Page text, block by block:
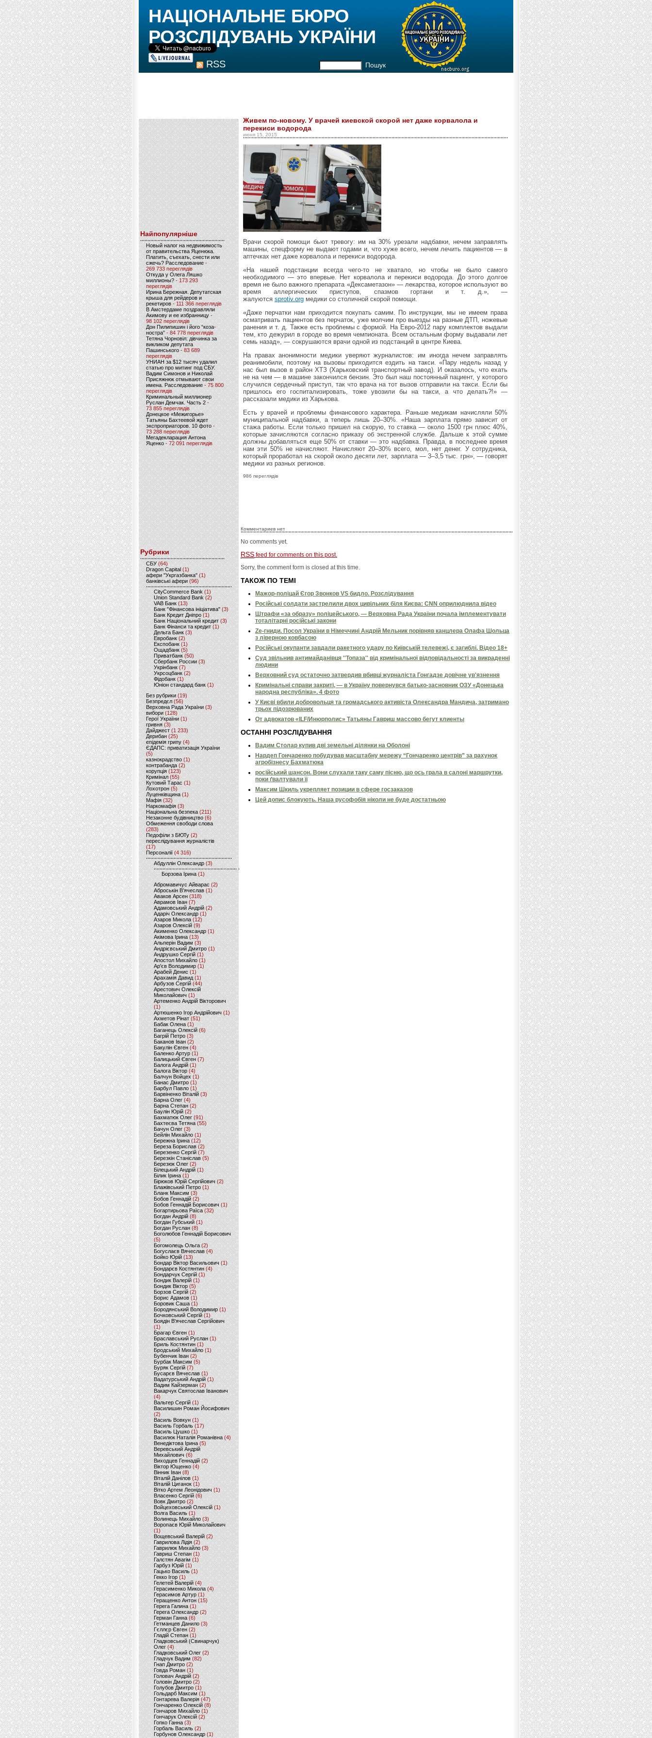
RSS Пошук
НАЦІОНАЛЬНЕ БЮРО
РОЗСЛІДУВАНЬ УКРАЇНИ
Найпопулярніше
Новый налог на недвижимость
от правительства Яценюка.
Платить, съехать, снести или
сжечь? Расследование-
269 733 переглядів
Откуда у Олега Ляшко
миллионы? - 173 293
переглядів
Ирина Бережная. Депутатская
крыша для рейдеров и
рекетиров - 111 366 переглядів
В Амстердаме поздравляли
Акимову и ее избранницу -
98 102 переглядів
Дон Пилипишин і його “коза-
ностра” - 84 778 переглядів
Тетяна Чорновіл: дівчинка за
викликом депутата
Пашинського- 83 689
переглядів
УНИАН за $12 тысяч удалил
статью про митинг под СБУ.
Вадим Симонов и Николай
Присяжнюк отмывают свои
имена. Расследование - 75 800
переглядів
Криминальный миллионер
Руслан Демчак. Часть 2-
73 855 переглядів
Донецкое «Межигорье»
Татьяны Бахтеевой ждет
экспроприаторов. 10 фото -
73 288 переглядів
Мегадекларация Антона
Яценко - 72 091 переглядів
Рубрики
CБУ (64)
Dragon Capital (1)
афери "Укргазбанка" (1)
банківські афери (96)
CityCommerce Bank (1)
Union Standard Bank (2)
VAB Банк (13)
Банк "Фінансова ініціатива" (3)
Банк Кредит Дніпро (1)
Банк Національний кредит (3)
Банк Фінанси та кредит (1)
Дельта Банк (3)
Евробанк(2)
Експобанк (1)
Ощадбанк(5)
Приватбанк (50)
Сбербанк России (3)
Укрінбанк(7)
Укрсоцбанк (2)
Фідобанк (1)
Юніон стандард банк(1)
Без рубрики (19)
Безпредєл(56)
Верховна Рада України (3)
вибори(128)
Герої України(1)
гривня (3)
Дайджест (1 233)
Дерибан (25)
епідемія грипу (4)
ЄДАПС: приватизація України
(5)
казнокрадство (1)
контрабанда (2)
корупція (123)
Кримінал (55)
Кутовий Тарас (1)
Лохотрон(5)
Луценківщина (1)
Мафія (32)
Наркомафія (3)
Національна безпека (211)
Незаконне будівництво(6)
Обмеження свободи слова
(283)
Педофіли з БЮТу (2)
переслідування журналістів
(17)
Персоналії (4 316)
Абдуллін Олександр (3)
Борзова Ірина(1)
Абромавичус Айварас (2)
Аброськін В’ячеслав(1)
Аваков Арсен (318)
Аврамов Іван (7)
Адамовський Андрій(2)
Адаріч Олександр (1)
Азаров Микола (12)
Азаров Олексій (9)
Акименко Олександр(1)
Акімова Ірина(13)
Альперін Вадим (3)
Андрієвський Дмитро(1)
Андрушко Сергій(1)
Апостол Михайло(1)
Ар'єв Володимир (1)
Арабей Денис(1)
Арахамія Давид (1)
Арбузов Сергій (44)
Арестович Олексій
Миколайович(1)
Артеменко Андрій Вікторович
(1)
Артюшенко Ігор Андрійович(1)
Ахметов Рінат(51)
Бабак Олена(1)
Баганець Олексій(6)
Багрій Петро (3)
Баканов Іван(2)
Бакулін Євген (4)
Баленко Артур(1)
Балицький Євген(7)
Балога Андрій (1)
Балога Віктор (4)
Балчун Войцех (1)
Банас Дмитро (1)
Барбул Павло(1)
Барвіненко Віталій(3)
Барна Олег (4)
Барна Степан (2)
Баулін Юрій (2)
Бахматюк Олег (91)
Бахтеєва Тетяна(55)
Бачун Олег (3)
Бейлін Михайло (1)
Бережна Ірина(12)
Береза Борислав(2)
Березенко Сергій (7)
Березкін Станіслав (5)
Березюк Олег(2)
Білецький Андрій (1)
Білик Ірина (1)
Бірюков Юрій Сергійович (2)
Блажівський Петро (1)
Бланк Максим(3)
Бобов Геннадій (2)
Бобов Геннадій Борисович (1)
Богартирьова Раїса (32)
Богдан Андрій(8)
Богдан Губський (1)
Богдан Руслан(8)
Боголюбов Геннадій Борисович
(5)
Богомолець Ольга (2)
Богуслаєв Вячеслав (4)
Бойко Юрій (13)
Бондар Віктор Васильович (1)
Бондарєв Костянтин (4)
Бондарчук Сергій(1)
Бондик Валерій (1)
Бондик Віктор(5)
Борзов Сергiй (2)
Борис Адамов(1)
Боровик Саша (1)
Бородянський Володимир (1)
Бочковський Сергій (1)
Боядін В'ячеслав Сергійович
(1)
Брагар Євген (1)
Браславський Руслан (1)
Бриль Костянтин (1)
Бродський Михайло (1)
Бубенчик Іван(2)
Бурбак Максим (5)
Буряк Сергій (7)
Бусарєв Вячеслав (1)
Вадатурський Андрій (1)
Вадим Кайзерман (2)
Вакарчук Святослав Іванович
(4)
Вальтер Сергій (1)
Василишин Роман Йосифович
(2)
Василь Вовкун (1)
Василь Горбаль (17)
Василь Цушко (1)
Василюк Наталія Романівна (4)
Венедіктова Ірина(5)
Веревський Андрій
Михайлович (6)
Виходцев Геннадій (2)
Віктор Ющенко (4)
Вінник Іван (8)
Віталій Данілов (1)
Віталій Циганок (1)
Вітко Артем Леонідович(1)
Власенко Сергій (6)
Вовк Дмитро(2)
Войцеховський Олексій(1)
Волга Василь (1)
Волинець Михайло (3)
Воропаєв Юрій Миколайович
(1)
Вощевський Валерій(2)
Гаврилова Лідія (2)
Гаврилюк Михайло (3)
Гавриш Степан (1)
Галстян Авагім (1)
Гарбуз Юрій (1)
Гацько Василь (1)
Гекко Ігор(1)
Гелетей Валерій (4)
Герасименко Микола (4)
Герасимов Артур (1)
Геращенко Антон(15)
Герега Галина (1)
Герега Олександр (2)
Герман Ганна (6)
Гетманцев Данило (3)
Гєллєр Євген (2)
Гладій Степан(1)
Гладковський (Свинарчук)
Олег (4)
Гладковський Олег (2)
Гладчук Вадим (82)
Гнап Дмитро (2)
Говда Роман(1)
Головач Андрій (2)
Головін Дмитро (2)
Голубов Дмитро (1)
Гольдарб Максим(1)
Гонтарева Валерія (47)
Гончаренко Олексій(8)
Гончаров Михайло (1)
Гончарук Олексій (2)
Гопко Ганна (3)
Горбаль Василь (2)
Горбунов Олександр (1)
Живем по-новому. У врачей киевской скорой нет даже корвалола и
перекиси водорода
июня 15, 2015
Врачи скорой помощи бьют тревогу: им на 30% урезали надбавки, нечем заправлять
машины, спецформу не выдают годами и, что хуже всего, нечем лечить пациентов — в
аптечках нет даже корвалола и перекиси водорода.
«На нашей подстанции всегда чего-то не хватало, но чтобы не было самого
необходимого — это впервые. Нет корвалола и перекиси водорода. До этого долгое
время не было важного препарата «Дексаметазон» — лекарства, которое используют во
время аллергических приступов, спазмов гортани и т. д.», —
жалуются sprotiv.org медики со столичной скорой помощи.
«Даже перчатки нам приходится покупать самим. По инструкции, мы не имеем права
осматривать пациентов без перчаток, уже молчим про выезды на разные ДТП, ножевые
ранения и т. д. Также есть проблемы с формой. На Евро-2012 пару комплектов выдали
тем, кто дежурил в городе во время чемпионата. Всем остальным форму выдавали лет
семь назад», — сокрушаются врачи одной из подстанций в центре Киева.
На правах анонимности медики уверяют журналистов: им иногда нечем заправлять
реанимобили, поэтому на вызовы приходится ездить на такси. «Пару недель назад у
нас был вызов в район ХТЗ (Харьковский транспортный завод). И оказалось, что ехать
не на чем — в машине закончился бензин. Это был наш постоянный пациент, у которого
случился сердечный приступ, так что врача на тот вызов отправили на такси. Если бы
пришлось его госпитализировать, тоже увозили бы на такси, а что делать?!» —
рассказали медики из Харькова.
Есть у врачей и проблемы финансового характера. Раньше медикам начисляли 50%
муниципальной надбавки, а теперь лишь 20–30%. «Наша зарплата прямо зависит от
стажа работы. Если только пришел на скорую, то ставка — около 1500 грн плюс 40%,
которые зачисляются согласно приказу об экстренной службе. Дальше к этой сумме
должны добавляться еще 50% от ставки — это надбавка. Правда, в последнее время
нам эти 50% не начисляют. Начисляют 20–30% всего, мол, нет денег. У сотрудника,
который проработал на скорой около десяти лет, зарплата — 3–3,5 тыс. грн», — говорят
медики из разных регионов.
986 переглядів
Комментариев нет
No comments yet.
RSS feed for comments on this post.
Sorry, the comment form is closed at this time.
ТАКОЖ ПО ТЕМІ
Мажор-поліцай Єгор Звонков VS бидло. Розслідування
Російські солдати застрелили двох цивільних біля Києва: CNN оприлюднила відео
Штрафи «за образу» поліцейського, — Верховна Рада України почала імплементувати
тоталітарні російські закони
Ze-гниди. Посол України в Німеччині Андрій Мельник порівняв канцлера Олафа Шольца
з ліверною ковбасою
Російські окупанти завдали ракетного удару по Київській телевежі, є загиблі. Відео 18+
Суд звільнив антимайданівця ''Топаза'' від кримінальної відповідальності за викраденні
людини
Верховний суд остаточно затвердив вбивці журналіста Гонгадзе довічне ув'язнення
Кримінальні справи закриті, — в Україну повернувся батько-засновник ОЗУ «Донецька
народна республіка». 4 фото
У Києві вбили добровольця та громадського активіста Олександра Мандича, затримано
трьох підозрюваних
От адвокатов «ILF/Инюрполис» Татьяны Гавриш массово бегут клиенты
ОСТАННІ РОЗСЛІДУВАННЯ
Вадим Столар купив дві земельні ділянки на Оболоні
Нардеп Гончаренко побудував масштабну мережу “Гончаренко центрів” за рахунок
агробізнесу Бахматюка
російський шансон. Вони слухали таку саму пісню, що ось грала в салоні маршрутки,
поки ґвалтували її
Максим Шкиль укрепляет позиции в сфере госзаказов
Цей допис блокують. Наша русофобія ніколи не буде достатньою